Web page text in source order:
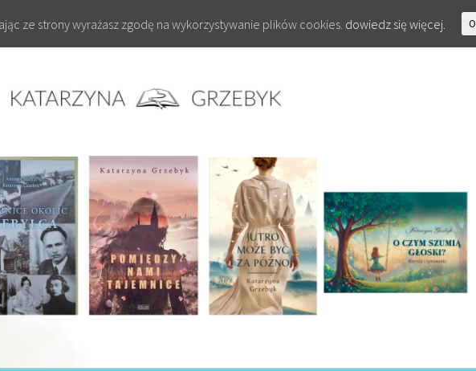
ze strony wyrażasz zgodę na wykorzystywanie plików cookies. dowiedz się więcej.